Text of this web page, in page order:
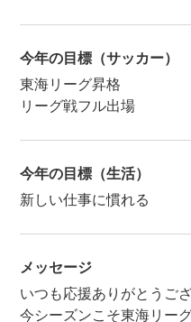
今年の目標（サッカー）
東海リーグ昇格
リーグ戦フル出場
今年の目標（生活）
新しい仕事に慣れる
メッセージ
いつも応援ありがとうご
今シーズンこそ東海リー